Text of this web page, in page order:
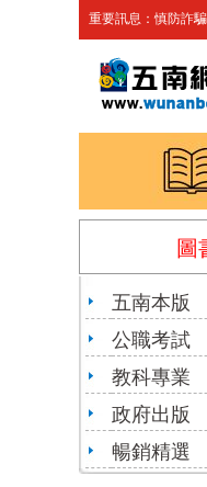
重要訊息：慎防詐
圖
五南本版
公職考試
教科專業
政府出版
暢銷精選